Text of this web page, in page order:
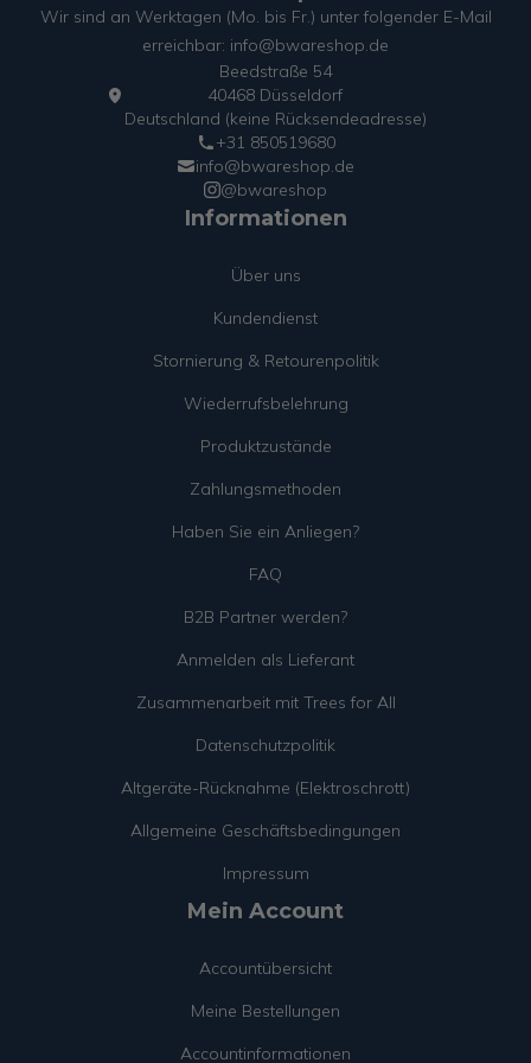
Wir sind an Werktagen (Mo. bis Fr.) unter folgender E-Mail
erreichbar: info@bwareshop.de
Beedstraße 54
40468 Düsseldorf
Deutschland (keine Rücksendeadresse)
+31 850519680
info@bwareshop.de
@bwareshop
Informationen
Über uns
Kundendienst
Stornierung & Retourenpolitik
Wiederrufsbelehrung
Produktzustände
Zahlungsmethoden
Haben Sie ein Anliegen?
FAQ
B2B Partner werden?
Anmelden als Lieferant
Zusammenarbeit mit Trees for All
Datenschutzpolitik
Altgeräte-Rücknahme (Elektroschrott)
Allgemeine Geschäftsbedingungen
Impressum
Mein Account
Accountübersicht
Meine Bestellungen
Accountinformationen